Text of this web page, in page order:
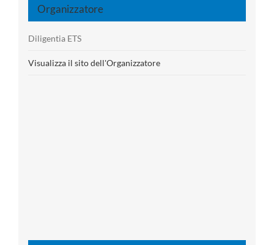
Organizzatore
Diligentia ETS
Visualizza il sito dell'Organizzatore